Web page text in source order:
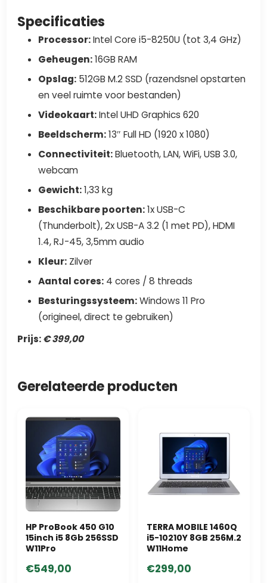
Specificaties
Processor:Intel Core i5-8250U (tot 3,4 GHz)
Geheugen:16GB RAM
Opslag: 512GB M.2 SSD (razendsnel opstarten
en veel ruimte voor bestanden)
Videokaart:Intel UHD Graphics 620
Beeldscherm:13″ Full HD (1920 x 1080)
Connectiviteit:Bluetooth, LAN, WiFi, USB 3.0,
webcam
Gewicht:1,33 kg
Beschikbare poorten:1x USB-C
(Thunderbolt), 2x USB-A 3.2 (1 met PD), HDMI
1.4, RJ-45, 3,5mm audio
Kleur: Zilver
Aantal cores: 4 cores / 8 threads
Besturingssysteem:Windows 11 Pro
(origineel, direct te gebruiken)
Prijs:€ 399,00
Gerelateerde producten
HP ProBook 450 G10
15inch i5 8Gb 256SSD
W11Pro
€549,00
TERRA MOBILE 1460Q
i5-10210Y 8GB 256M.2
W11Home
€299,00